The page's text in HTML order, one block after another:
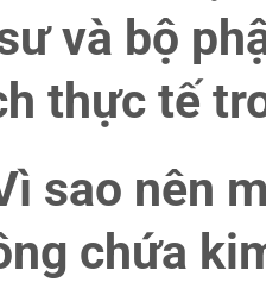
và bộ
thực tế
sao nên
chứa